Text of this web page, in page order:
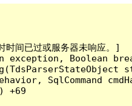
间已过或服务器未响应。]
Boolean
SqlCommand
+69